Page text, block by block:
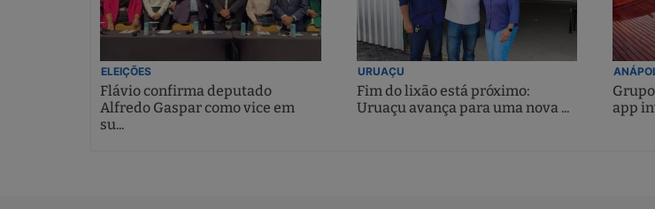
ELEIÇÕES
Flávio confirma deputado
Alfredo Gaspar como vice em
su...
URUAÇU
Fim do lixão está próximo:
Uruaçu avança para uma nova ...
app